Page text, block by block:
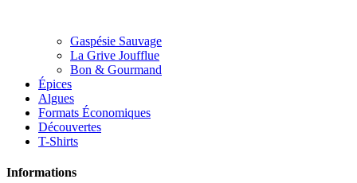
Gaspésie Sauvage
La Grive Joufflue
Bon & Gourmand
Épices
Algues
Formats Économiques
Découvertes
T-Shirts
Informations